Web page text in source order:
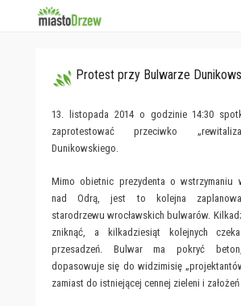
Protest przy Bulwarze
13. listopada 2014 o godzinie 14:30
zaprotestować przeciwko
Dunikowskiego.
Mimo obietnic prezydenta o wstrzymaniu
nad Odrą, jest to kolejna
starodrzewu wrocławskich bulwarów.
zniknąć, a kilkadziesiąt kolejnych
przesadzeń. Bulwar ma pokryć
dopasowuje się do widzimisię
zamiast do istniejącej cennej zieleni i